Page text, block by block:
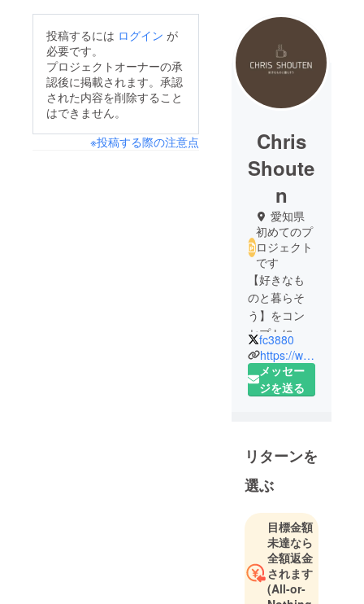
投稿するには ログイン が
必要です。
プロジェクトオーナーの承
認後に掲載されます。承認
された内容を削除すること
はできません。
※投稿する際の注意点
Chris
Shoute
n
愛知県
初めてのプ
ロジェクト
です
【好きなも
のと暮らそ
う】をコン
セプトに、
当店では、
海外の良い
日々の生活
にもう少し
だけ彩り
を、健康
を、充実
を、ワクワ
クを。
fc3880
https://www.instagram.com/rakukaru_floss/
メッセー
ジを送る
リターンを
選ぶ
目標金額
未達なら
全額返金
されます
(All-or-